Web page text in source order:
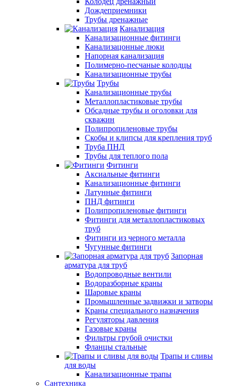
Дождеприемники
Трубы дренажные
Канализация
Канализационные фитинги
Канализацонные люки
Напорная канализация
Полимерно-песчаные колодцы
Канализационные трубы
Трубы
Канализационные трубы
Металлопластиковые трубы
Обсадные трубы и оголовки для
скважин
Полипропиленовые трубы
Скобы и клипсы для крепления труб
Труба ПНД
Трубы для теплого пола
Фитинги
Аксиальные фитинги
Канализационные фитинги
Латунные фитинги
ПНД фитинги
Полипропиленовые фитинги
Фитинги для металлопластиковых
труб
Фитинги из черного металла
Чугунные фитинги
Запорная
арматура для труб
Водопроводные вентили
Водоразборные краны
Шаровые краны
Промышленные задвижки и затворы
Краны специального назначения
Регуляторы давления
Газовые краны
Фильтры грубой очистки
Фланцы стальные
Трапы и сливы
для воды
Канализационные трапы
Сантехника